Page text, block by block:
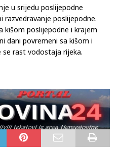
u srijedu poslijepodne
razvedravanje poslijepodne.
kišom poslijepodne i krajem
dani povremeni sa kišom i
se rast vodostaja rijeka.